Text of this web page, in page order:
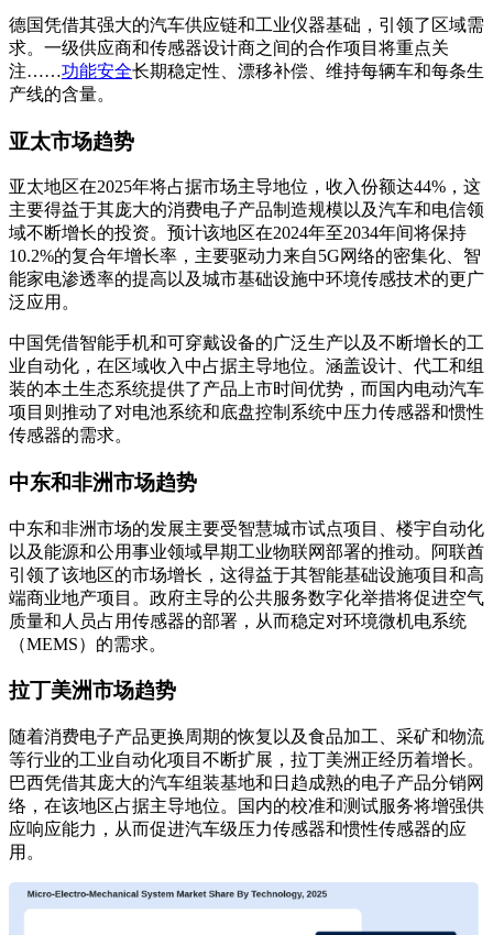
德国凭借其强大的汽车供应链和工业仪器基础，引领了区域需
求。一级供应商和传感器设计商之间的合作项目将重点关
注……功能安全长期稳定性、漂移补偿、维持每辆车和每条生
产线的含量。
亚太市场趋势
亚太地区在2025年将占据市场主导地位，收入份额达44%，这
主要得益于其庞大的消费电子产品制造规模以及汽车和电信领
域不断增长的投资。预计该地区在2024年至2034年间将保持
10.2%的复合年增长率，主要驱动力来自5G网络的密集化、智
能家电渗透率的提高以及城市基础设施中环境传感技术的更广
泛应用。
中国凭借智能手机和可穿戴设备的广泛生产以及不断增长的工
业自动化，在区域收入中占据主导地位。涵盖设计、代工和组
装的本土生态系统提供了产品上市时间优势，而国内电动汽车
项目则推动了对电池系统和底盘控制系统中压力传感器和惯性
传感器的需求。
中东和非洲市场趋势
中东和非洲市场的发展主要受智慧城市试点项目、楼宇自动化
以及能源和公用事业领域早期工业物联网部署的推动。阿联酋
引领了该地区的市场增长，这得益于其智能基础设施项目和高
端商业地产项目。政府主导的公共服务数字化举措将促进空气
质量和人员占用传感器的部署，从而稳定对环境微机电系统
（MEMS）的需求。
拉丁美洲市场趋势
随着消费电子产品更换周期的恢复以及食品加工、采矿和物流
等行业的工业自动化项目不断扩展，拉丁美洲正经历着增长。
巴西凭借其庞大的汽车组装基地和日趋成熟的电子产品分销网
络，在该地区占据主导地位。国内的校准和测试服务将增强供
应响应能力，从而促进汽车级压力传感器和惯性传感器的应
用。